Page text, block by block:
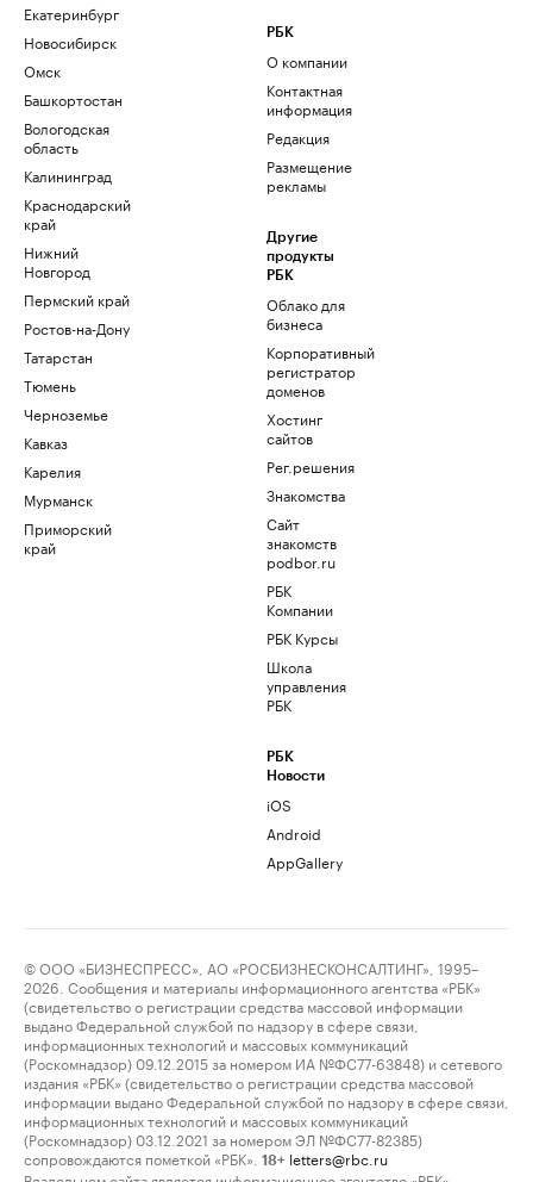
Екатеринбург
Новосибирск
Омск
Башкортостан
Вологодская
область
Калининград
Краснодарский
край
Нижний
Новгород
Пермский край
Ростов-на-Дону
Татарстан
Тюмень
Черноземье
Кавказ
Карелия
Мурманск
Приморский
край
РБК
О компании
Контактная
информация
Редакция
Размещение
рекламы
Другие
продукты
РБК
Облако для
бизнеса
Корпоративный
регистратор
доменов
Хостинг
сайтов
Рег.решения
Знакомства
Сайт
знакомств
podbor.ru
РБК
Компании
РБК Курсы
Школа
управления
РБК
РБК
Новости
iOS
Android
AppGallery
© ООО «БИЗНЕСПРЕСС», АО «РОСБИЗНЕСКОНСАЛТИНГ», 1995–
2026. Сообщения и материалы информационного агентства «РБК»
(свидетельство о регистрации средства массовой информации
выдано Федеральной службой по надзору в сфере связи,
информационных технологий и массовых коммуникаций
(Роскомнадзор) 09.12.2015 за номером ИА №ФС77-63848) и сетевого
издания «РБК» (свидетельство о регистрации средства массовой
информации выдано Федеральной службой по надзору в сфере связи,
информационных технологий и массовых коммуникаций
(Роскомнадзор) 03.12.2021 за номером ЭЛ №ФС77-82385)
сопровождаются пометкой «РБК».
18+ letters@rbc.ru